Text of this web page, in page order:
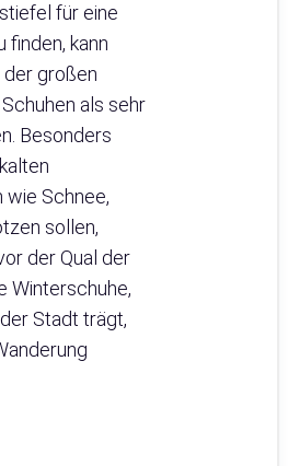
für eine
finden, kann
großen
als sehr
Besonders
Schnee,
sollen,
der Qual der
Winterschuhe,
Stadt trägt,